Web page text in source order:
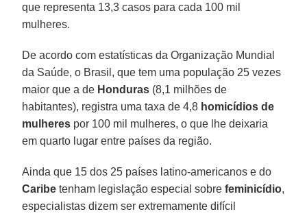
que representa 13,3 casos para cada 100 mil
mulheres.
De acordo com estatísticas da Organização Mundial
da Saúde, o Brasil, que tem uma população 25 vezes
maior que a de Honduras (8,1 milhões de
habitantes), registra uma taxa de 4,8 homicídios de
mulheres por 100 mil mulheres, o que lhe deixaria
em quarto lugar entre países da região.
Ainda que 15 dos 25 países latino-americanos e do
Caribe tenham legislação especial sobrefeminicídio,
especialistas dizem ser extremamente difícil